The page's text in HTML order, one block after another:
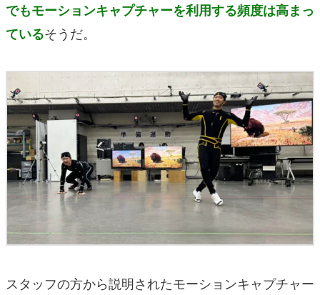
でもモーションキャプチャーを利用する頻度は高まっ
ているそうだ。
スタッフの方から説明されたモーションキャプチャー